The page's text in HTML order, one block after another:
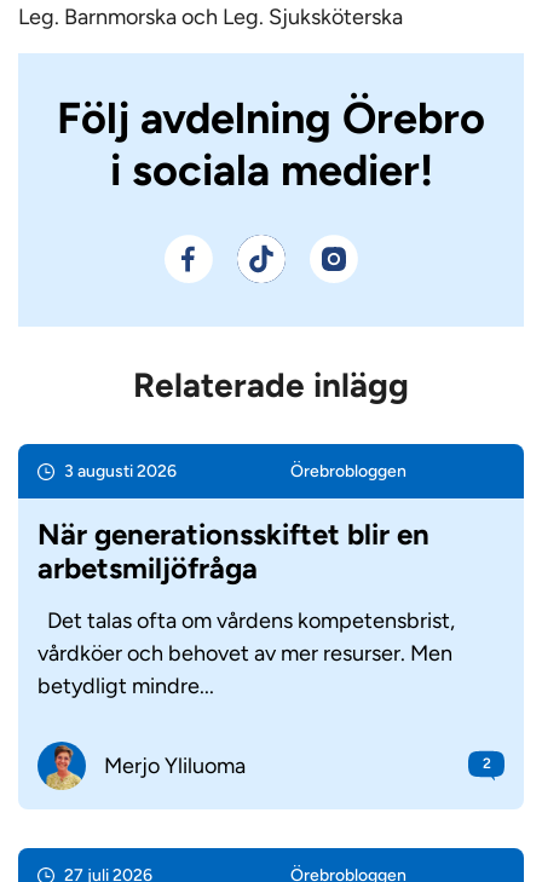
Leg. Barnmorska och Leg. Sjuksköterska
Följ avdelning Örebro
i sociala medier!
Relaterade inlägg
3 augusti 2026 Örebro­bloggen
När generationsskiftet blir en
arbetsmiljöfråga
Det talas ofta om vårdens kompetensbrist,
vårdköer och behovet av mer resurser. Men
betydligt mindre...
Merjo Yliluoma 2
27 juli 2026 Örebro­bloggen